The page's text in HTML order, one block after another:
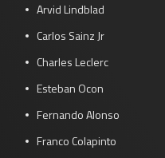
Arvid Lindblad
Carlos Sainz Jr
Charles Leclerc
Esteban Ocon
Fernando Alonso
Franco Colapinto